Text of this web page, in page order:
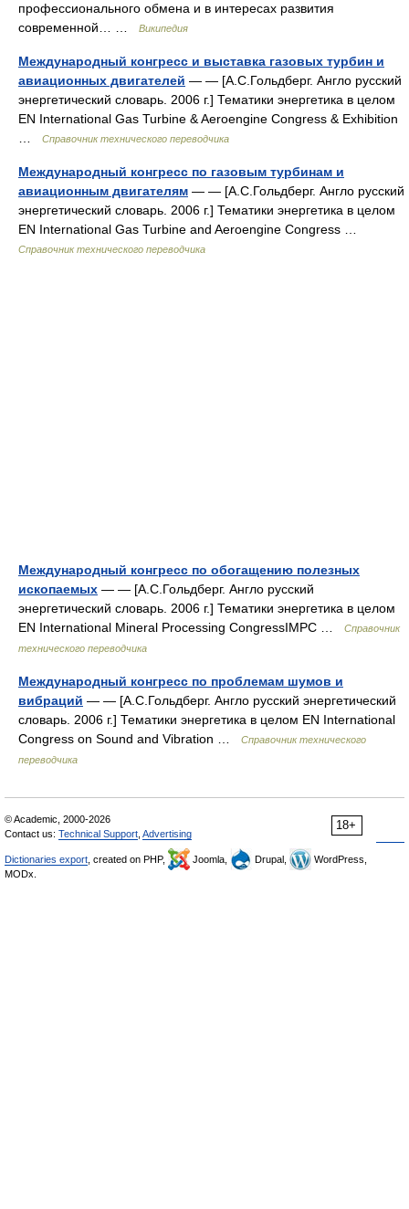
профессионального обмена и в интересах развития
современной… …
Википедия
Международный конгресс и выставка газовых турбин и
авиационных двигателей — — [А.С.Гольдберг. Англо русский
энергетический словарь. 2006 г.] Тематики энергетика в целом
EN International Gas Turbine & Aeroengine Congress & Exhibition
Справочник технического переводчика
Международный конгресс по газовым турбинам и
авиационным двигателям — — [А.С.Гольдберг. Англо русский
энергетический словарь. 2006 г.] Тематики энергетика в целом
EN International Gas Turbine and Aeroengine Congress …
Справочник технического переводчика
Международный конгресс по обогащению полезных
ископаемых — — [А.С.Гольдберг. Англо русский
энергетический словарь. 2006 г.] Тематики энергетика в целом
EN International Mineral Processing CongressIMPC …
Справочник
технического переводчика
Международный конгресс по проблемам шумов и
вибраций — — [А.С.Гольдберг. Англо русский энергетический
словарь. 2006 г.] Тематики энергетика в целом EN International
Congress on Sound and Vibration …
Справочник технического
переводчика
18+
© Academic, 2000-2026
Contact us: Technical Support Advertising
Dictionaries export , created on PHP, Joomla, Drupal,
WordPress,
MODx.